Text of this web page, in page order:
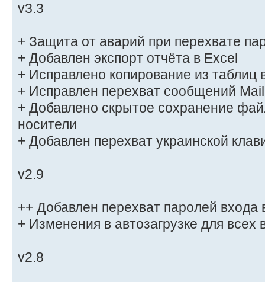
v3.3
+ Защита от аварий при перехвате
+ Добавлен экспорт отчёта в Excel
+ Исправлено копирование из таблиц
+ Исправлен перехват сообщений
+ Добавлено скрытое сохранение
носители
+ Добавлен перехват украинской
v2.9
++ Добавлен перехват паролей входа
+ Изменения в автозагрузке для всех
v2.8